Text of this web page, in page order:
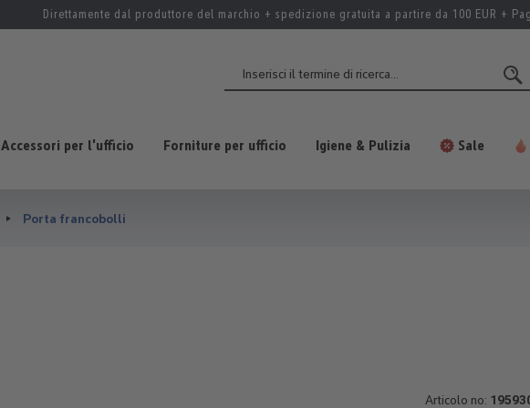
Direttamente dal produttore del marchio + spedizione gratuita a partire da 100 EUR +
Accessori per l'ufficio Forniture per ufficio Igiene & Pulizia Sale
Porta francobolli
Articolo no: